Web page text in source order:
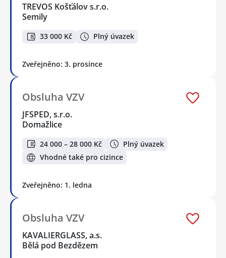
TREVOS Košťálov s.r.o.
Semily
33 000 Kč Plný úvazek
Zveřejněno: 3. prosince
Obsluha VZV
JFSPED, s.r.o.
Domažlice
24 000 – 28 000 Kč
Plný úvazek
Vhodné také pro cizince
Zveřejněno: 1. ledna
Obsluha VZV
KAVALIERGLASS, a.s.
Bělá pod Bezdězem